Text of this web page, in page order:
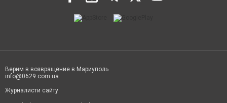
Верим в возвращение в Мариуполь
info@0629.com.ua
Журналисти сайту